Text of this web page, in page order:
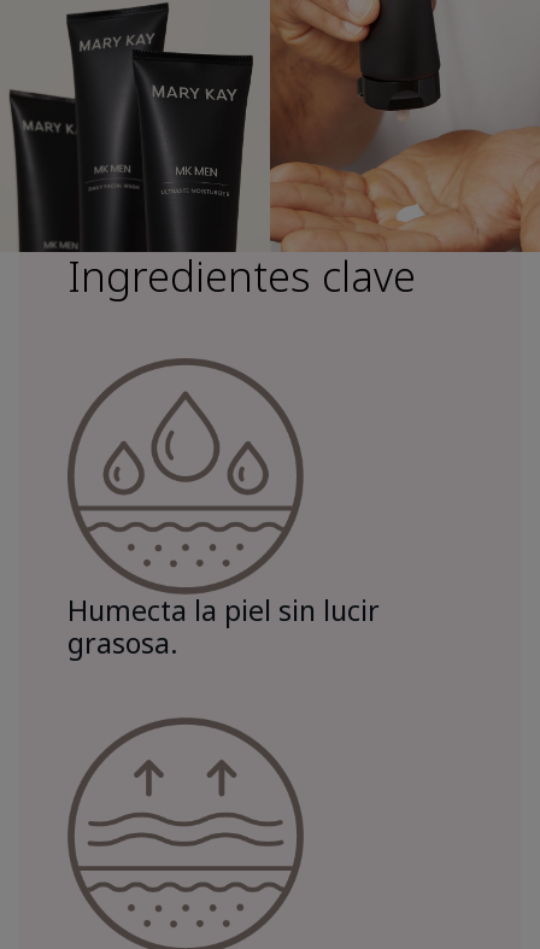
Ingredientes clave
Humecta la piel sin lucir
grasosa.